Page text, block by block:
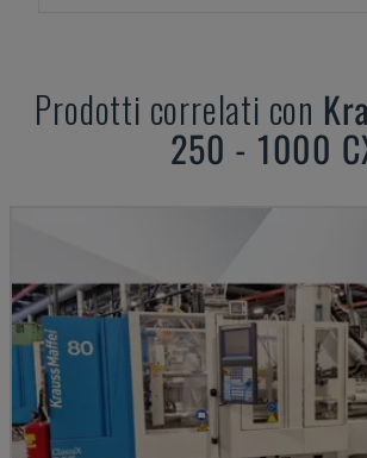
Prodotti correlati con
250 - 1000